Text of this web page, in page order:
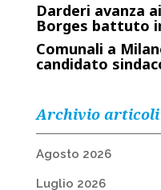
Darderi avanza
Borges battuto
Comunali a
candidato
Archivio articoli
Agosto 2026
Luglio 2026